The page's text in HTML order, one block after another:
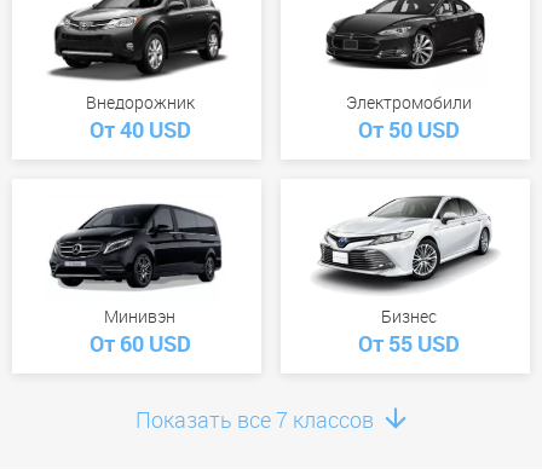
Внедорожник
От 40 USD
Электромобили
От 50 USD
Минивэн
От 60 USD
Бизнес
От 55 USD
Показать все 7 классов